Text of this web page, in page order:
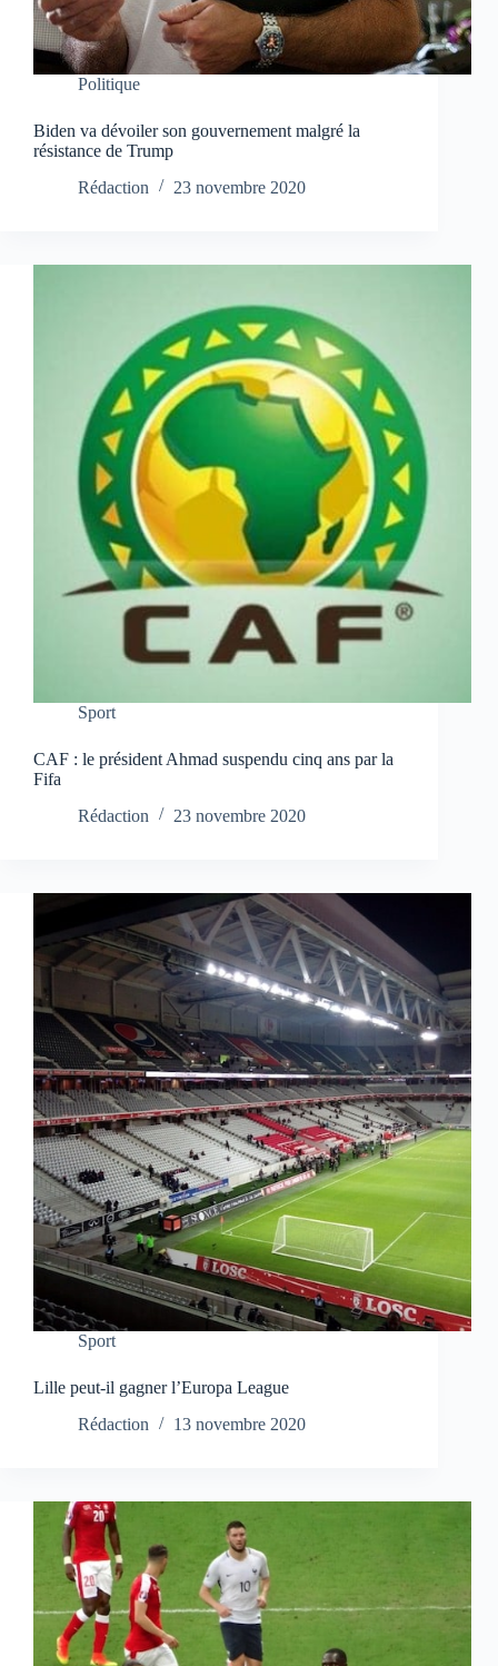
Politique
Biden va dévoiler son gouvernement malgré la
résistance de Trump
Rédaction
23 novembre 2020
Sport
CAF : le président Ahmad suspendu cinq ans par la
Fifa
Rédaction
23 novembre 2020
Sport
Lille peut-il gagner l’Europa League
Rédaction
13 novembre 2020